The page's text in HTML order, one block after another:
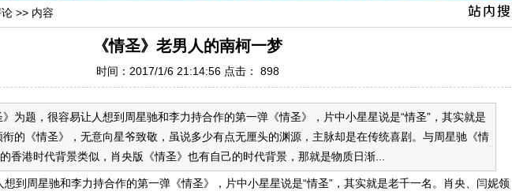
>> 内容
《情圣》老男人的南柯一梦
时间：2017/1/6 21:14:56 点击： 898
》为题，很容易让人想到周星驰和李力持合作的第一弹《情圣》，片中小星星说是“情圣”，其实就是
的《情圣》，无意向星爷致敬，虽说多少有点无厘头的渊源，主脉却是在传统喜剧。与周星驰《情
香港时代背景类似，肖央版《情圣》也有自己的时代背景，那就是物质日渐...
到周星驰和李力持合作的第一弹《情圣》，片中小星星说是“情圣”，其实就是老千一名。肖央、闫妮领